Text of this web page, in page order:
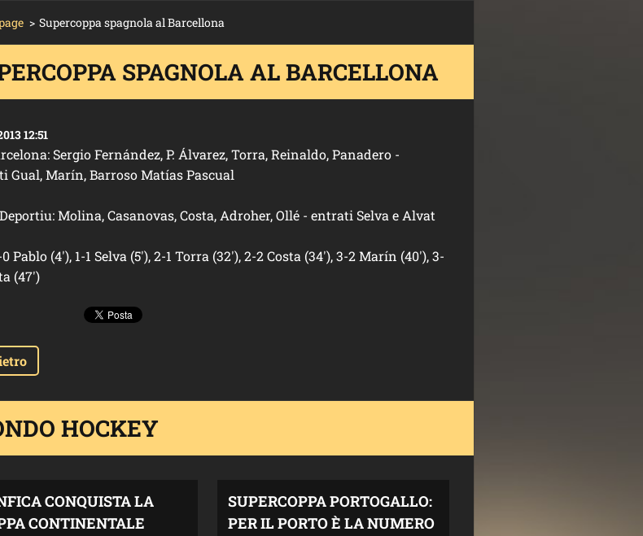
> Supercoppa spagnola al Barcellona
SPAGNOLA AL BARCELLONA
12:51
Sergio Fernández, P. Álvarez, Torra, Reinaldo, Panadero -
Gual, Marín, Barroso Matías Pascual
Molina, Casanovas, Costa, Adroher, Ollé - entrati Selva e Alvat
0 Pablo (4'), 1-1 Selva (5'), 2-1 Torra (32'), 2-2 Costa (34'), 3-2 Marín (40'), 3-
(47')
HOCKEY
CONQUISTA LA
CONTINENTALE
SUPERCOPPA PORTOGALLO:
PER IL PORTO È LA NUMERO